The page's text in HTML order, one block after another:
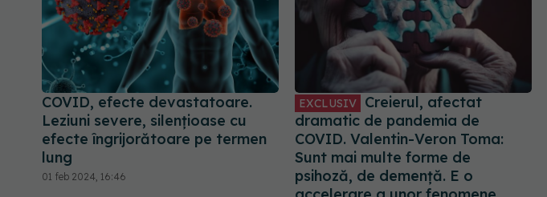
COVID, efecte devastatoare.
Leziuni severe, silențioase cu
efecte îngrijorătoare pe termen
lung
01 feb 2024, 16:46
EXCLUSIV
Creierul, afectat
dramatic de pandemia de
COVID. Valentin-Veron Toma:
Sunt mai multe forme de
psihoză, de demență. E o